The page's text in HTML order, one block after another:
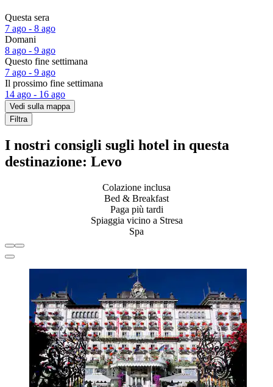
Questa sera
7 ago - 8 ago
Domani
8 ago - 9 ago
Questo fine settimana
7 ago - 9 ago
Il prossimo fine settimana
14 ago - 16 ago
Vedi sulla mappa
Filtra
I nostri consigli sugli hotel in questa
destinazione: Levo
Colazione inclusa
Bed & Breakfast
Paga più tardi
Spiaggia vicino a Stresa
Spa